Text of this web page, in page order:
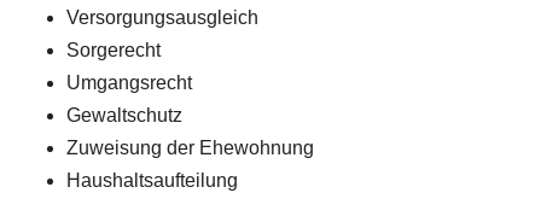
Versorgungsausgleich
Sorgerecht
Umgangsrecht
Gewaltschutz
Zuweisung der Ehewohnung
Haushaltsaufteilung